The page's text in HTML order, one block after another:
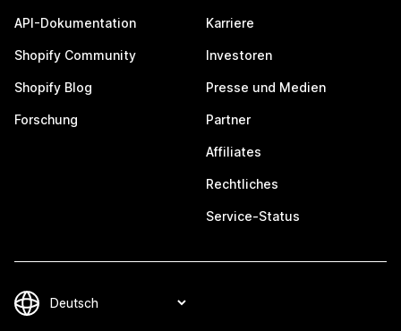
API-Dokumentation
Shopify Community
Shopify Blog
Forschung
Karriere
Investoren
Presse und Medien
Partner
Affiliates
Rechtliches
Service-Status